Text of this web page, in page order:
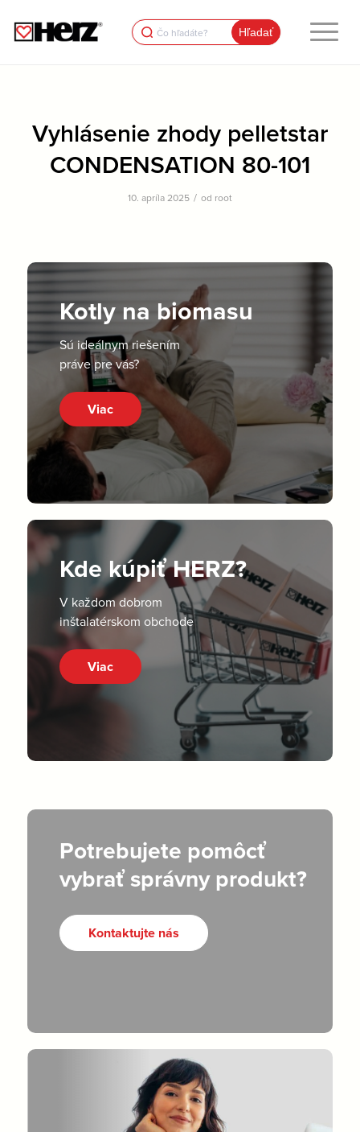
Search
for:
Vyhlásenie zhody pelletstar
CONDENSATION 80-101
10. apríla 2025 / od root
Kotly na biomasu
Sú ideálnym riešením
práve pre vás?
Viac
Kde kúpiť HERZ?
V každom dobrom
inštalatérskom obchode
Viac
Potrebujete pomôcť
vybrať správny produkt?
Kontaktujte nás